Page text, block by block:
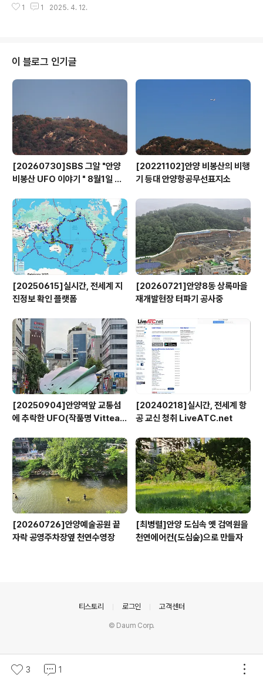
괄할 사무처장에는 장지섭 안양예총 정책기획단 단장을 선
을 만들기 위해 지난 3월 21일 충훈2교에서 박석교 구간
서 생태계 환삼덩굴과 단풍잎 돼지풀, 가시박 등을 제거하
며 구슬땀을 흘렸다. 대표적 생태계 교란식물인 환삼덩굴
과 단풍잎 돼지풀은 왕성한 번식력으로 다른 식물들의 생
한 하천 생태계 유지를 위해서는 적극적으로 제거..
1 1 2025. 4. 12.
이 블로그 인기글
[20260730]SBS 그알 "안양
비봉산 UFO 이야기 " 8월1일 방
[20221102]안양 비봉산의 비행
기 등대 안양항공무선표지소
[20250615]실시간, 전세계 지
진정보 확인 플랫폼
[20260721]안양8동 상록마을
재개발현장 터파기 공사중
[20250904]안양역앞 교통섬
에 추락한 UFO(작품명 Vitteau
[20240218]실시간, 전세계 항
공 교신 청취 LiveATC.net
[20260726]안양예술공원 끝
자락 공영주차장옆 천연수영장
[최병렬]안양 도심속 옛 검역원을
천연에어컨(도심숲)으로 만들자
3 1
티스토리 로그인 고객센터
© Daum Corp.